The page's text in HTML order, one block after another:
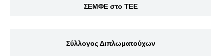
ΣΕΜΦΕ στο ΤΕΕ
Σύλλογος Διπλωματούχων